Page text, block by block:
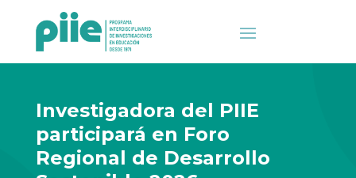
Investigadora del PIIE
participará en Foro
Regional de Desarrollo